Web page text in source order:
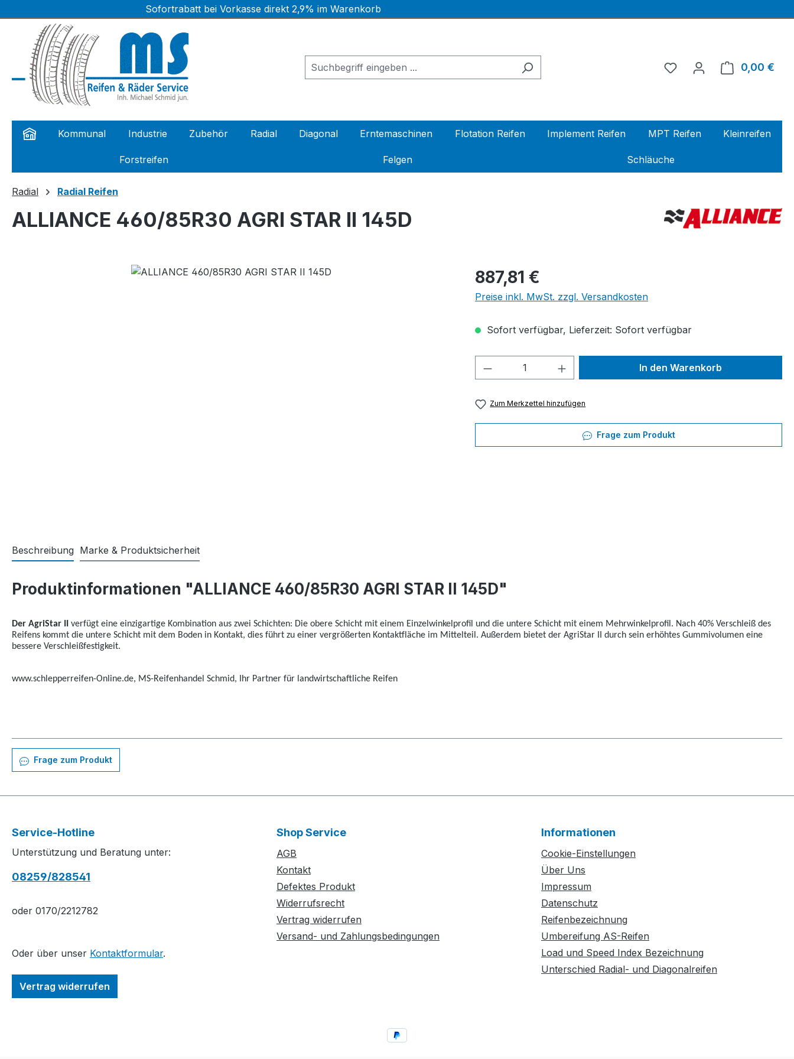
Zur Hauptnavigation springenSofortrabatt bei Vorkasse direkt 2,9% im Warenkorb
0,00 €
Kommunal Industrie Zubehör Radial Diagonal Erntemaschinen Flotation Reifen Implement Reifen MPT Reifen Kleinreifen
Forstreifen Felgen Schläuche
Radial Radial Reifen
ALLIANCE 460/85R30 AGRI STAR II 145D
Regulärer Preis:
887,81 €
Preise inkl. MwSt. zzgl. Versandkosten
Sofort verfügbar, Lieferzeit: Sofort verfügbar
Produkt Anzahl: Gib den gewünschten Wert
In den Warenkorb
Zum Merkzettel hinzufügen
Frage zum Produkt
Beschreibung Marke & Produktsicherheit
Produktinformationen "ALLIANCE 460/85R30 AGRI STAR II 145D"
Der AgriStar II verfügt eine einzigartige Kombination aus zwei Schichten: Die obere Schicht mit einem Einzelwinkelprofil und die untere Schicht mit einem Mehrwinkelprofil. Nach 40% Verschleiß des
Reifens kommt die untere Schicht mit dem Boden in Kontakt, dies führt zu einer vergrößerten Kontaktfläche im Mittelteil. Außerdem bietet der AgriStar II durch sein erhöhtes Gummivolumen eine
bessere Verschleißfestigkeit.
www.schlepperreifen-Online.de, MS-Reifenhandel Schmid, Ihr Partner für landwirtschaftliche Reifen
Frage zum Produkt
Service-Hotline
Unterstützung und Beratung unter:
08259/828541
oder 0170/2212782
Oder über unser Kontaktformular.
Vertrag widerrufen
Shop Service
AGB
Kontakt
Defektes Produkt
Widerrufsrecht
Vertrag widerrufen
Versand- und Zahlungsbedingungen
Informationen
Cookie-Einstellungen
Über Uns
Impressum
Datenschutz
Reifenbezeichnung
Umbereifung AS-Reifen
Load und Speed Index Bezeichnung
Unterschied Radial- und Diagonalreifen